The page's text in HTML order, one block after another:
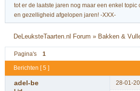
tot er de laatste jaren nog maar een enkel
en gezelligheid afgelopen jaren! -XXX-
DeLeuksteTaarten.nl Forum » Bakken &
Pagina's 1
Berichten [ 5 ]
adel-be
28-01-